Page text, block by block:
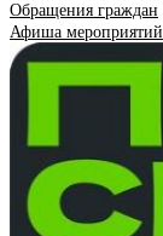
Обращения граждан
Афиша мероприятий